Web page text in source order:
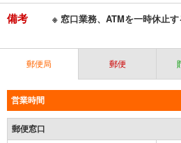
備考 ※ 窓口業務、ATMを一時休止す
郵便局 郵便
営業時間
郵便窓口